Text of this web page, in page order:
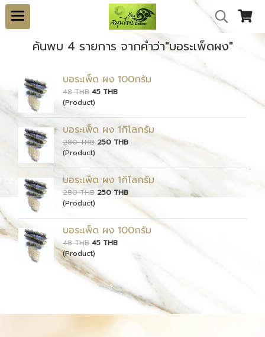
ค้นพบ 4 รายการ จากคำว่า"บอระเพ็ดผง"
บอระเพ็ด ผง 100กรัม
48 THB 45 THB
(Product)
บอระเพ็ด ผง 1กิโลกรัม
280 THB 250 THB
(Product)
บอระเพ็ด ผง 1กิโลกรัม
280 THB 250 THB
(Product)
บอระเพ็ด ผง 100กรัม
48 THB 45 THB
(Product)